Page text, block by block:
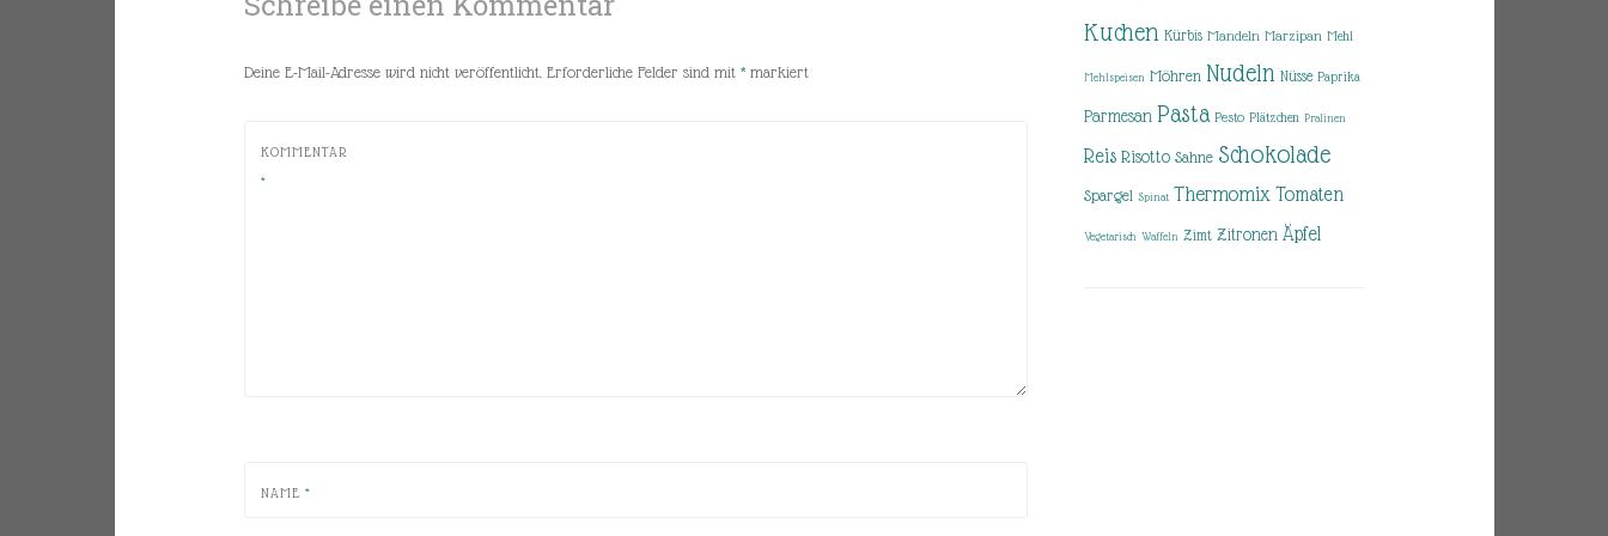
Deine E-Mail-Adresse wird nicht veröffentlicht. Erforderliche Felder sind mit *markiert
KOMMENTAR
*
NAME *
Kuchen Kürbis Mandeln Marzipan Mehl
Mehlspeisen Möhren Nudeln Nüsse Paprika
Parmesan Pasta Pesto Plätzchen Pralinen
Reis Risotto Sahne Schokolade
Spargel Spinat Thermomix Tomaten
Vegetarisch Waffeln Zimt Zitronen Äpfel